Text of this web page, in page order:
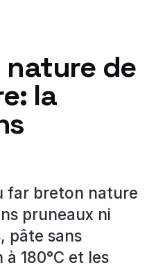
nature de
la
far breton nature
pruneaux ni
pâte sans
180°C et les